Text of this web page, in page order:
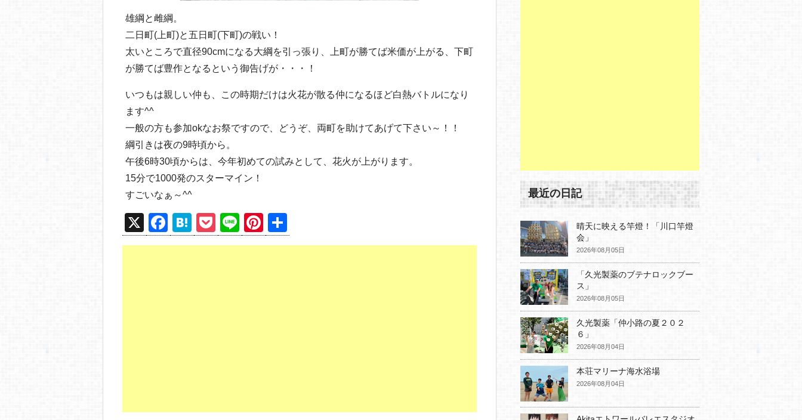
雄綱と雌綱。
二日町(上町)と五日町(下町)の戦い！
太いところで直径90cmになる大綱を引っ張り、上町が勝てば米価が上がる、下町
が勝てば豊作となるという御告げが・・・！
いつもは親しい仲も、この時期だけは火花が散る仲になるほど白熱バトルになり
ます^^
一般の方も参加okなお祭ですので、どうぞ、両町を助けてあげて下さい～！！
綱引きは夜の9時頃から。
午後6時30頃からは、今年初めての試みとして、花火が上がります。
15分で1000発のスターマイン！
すごいなぁ～^^
X
F
a
H
at
P
o
Li
n
Pi
nt 有
最近の日記
晴天に映える竿燈！「川口竿燈
会」
2026年08月05日
「久光製薬のブテナロックブー
ス」
2026年08月05日
久光製薬「仲小路の夏２０２
６」
2026年08月04日
本荘マリーナ海水浴場
2026年08月04日